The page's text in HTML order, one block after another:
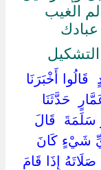
الغيب
أَخْبَرَنَا
‏حَدَّثَنَا
سَلَمَةَ ‏ ‏قَالَ
شَيْءٍ كَانَ
إِذَا قَامَ